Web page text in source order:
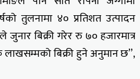
तुलनामा ४० प्रतिशत उत्पादन
बिक्री गरेर रु ७० हजारमात्र
बिक्री हुने अनुमान छ”,